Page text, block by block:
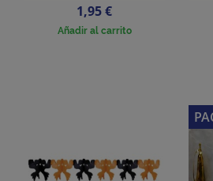
Precio
1,95 €
Añadir al carrito